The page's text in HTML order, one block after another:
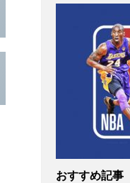
おすすめ記事